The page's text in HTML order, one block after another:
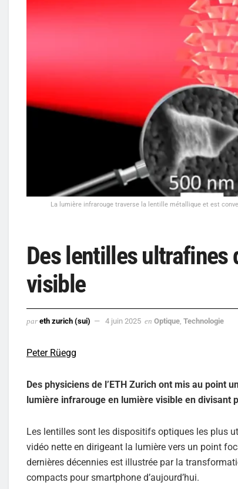
La lumière infrarouge traverse la lentille métallique et est
Des lentilles ultrafines
visible
par eth zurich (sui) 4 juin 2025 en Optique Technologie
Peter Rüegg
Des physiciens de l’ETH Zurich ont mis au
lumière infrarouge en lumière visible en divisant
Les lentilles sont les dispositifs optiques les plus
vidéo nette en dirigeant la lumière vers un point
dernières décennies est illustrée par la
compacts pour smartphone d’aujourd’hui.